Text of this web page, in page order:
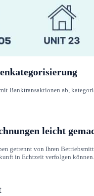
Banktransaktionen ab,
leicht
getrennt von Ihren
in Echtzeit verfolgen können.